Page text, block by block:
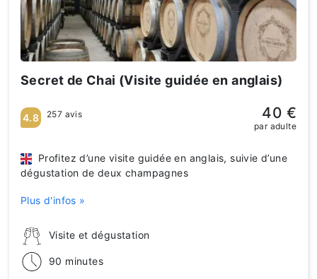
Secret de Chai (Visite guidée en anglais)
Visite et dégustation
90 minutes
Profitez d’une visite guidée en anglais, suivie d’une
dégustation de deux champagnes
Plus d'infos »
4.8 257 avis 40 €
par adulte